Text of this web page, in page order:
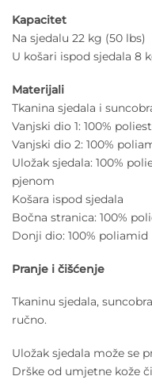
Kapacitet
Na sjedalu 22 kg (50 lbs)
U košari ispod sjedala 8
Materijali
Tkanina sjedala i
Vanjski dio 1: 100%
Vanjski dio 2: 100%
Uložak sjedala: 100%
pjenom
Košara ispod sjedala
Bočna stranica: 100%
Donji dio: 100% poliamid
Pranje i čišćenje
Tkaninu sjedala,
ručno.
Uložak sjedala može se
Drške od umjetne kože